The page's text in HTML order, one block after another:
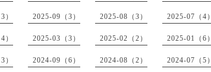
） 2025-09（3） 2025-08（3） 2025-07（4）
） 2025-03（3） 2025-02（2） 2025-01（6）
） 2024-09（6） 2024-08（2） 2024-07（5）